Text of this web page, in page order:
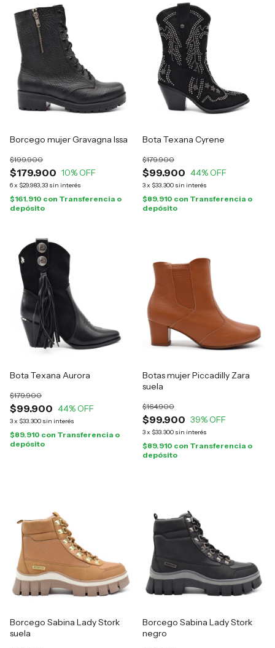
Borcego mujer Gravagna Issa
$179.900
$199.900
10% OFF
6x $29.983,33 sin interés
$161.910 con Transferencia o
depósito
Bota Texana Cyrene
$99.900
$179.900
44% OFF
3x $33.300 sin interés
$89.910 con Transferencia o
depósito
Bota Texana Aurora
$99.900
$179.900
44% OFF
3x $33.300 sin interés
$89.910 con Transferencia o
depósito
Botas mujer Piccadilly Zara
suela
$99.900
$164.900
39% OFF
3x $33.300 sin interés
$89.910 con Transferencia o
depósito
Borcego Sabina Lady Stork
suela
Borcego Sabina Lady Stork
negro